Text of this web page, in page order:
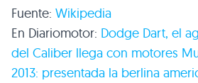
Fuente: Wikipedia
En Diariomotor: Dodge Dart, el
del Caliber llega con motores
2013: presentada la berlina